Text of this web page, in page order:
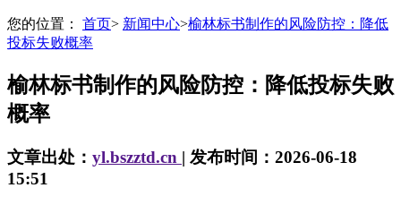
您的位置： 首页> 新闻中心>榆林标书制作的风险防控：降低
投标失败概率
榆林标书制作的风险防控：降低投标失败
概率
文章出处： yl.bszztd.cn | 发布时间：2026-06-18
15:51